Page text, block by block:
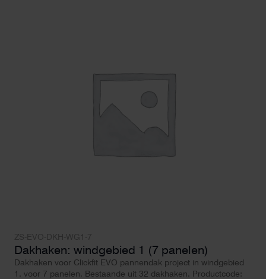
Dakhaken: windgebied 1 (7 panelen)
Dakhaken voor Clickfit EVO pannendak project in windgebied
1, voor 7 panelen. Bestaande uit 32 dakhaken. Productcode: